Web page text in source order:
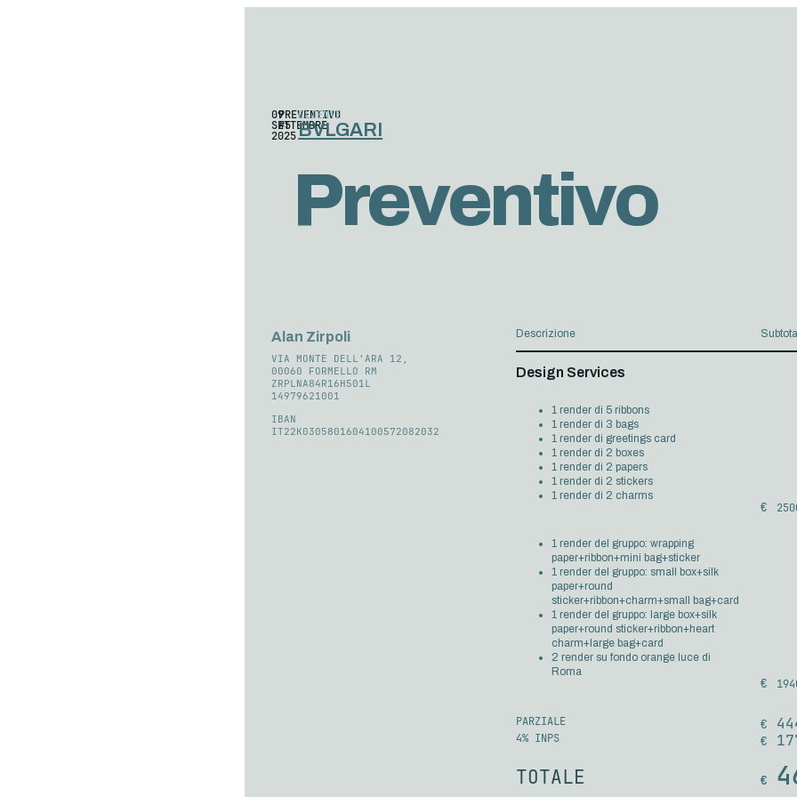
09
SETTEMBRE
2025
PREVENTIVO
#5
Preventivo
CLIENTE
BVLGARI
Alan Zirpoli
VIA MONTE DELL'ARA 12,
00060 FORMELLO RM
ZRPLNA84R16H501L
14979621001
Descrizione
Design Services
1 render di 5 ribbons
1 render di 3 bags
1 render di greetings card
1 render di 2 boxes
1 render di 2 papers
1 render di 2 stickers
1 render di 2 charms
1 render del gruppo: wrapping
paper+ribbon+mini bag+sticker
1 render del gruppo: small box+silk
paper+round
sticker+ribbon+charm+small bag+card
1 render del gruppo: large box+silk
paper+round sticker+ribbon+heart
charm+large bag+card
2 render su fondo orange luce di
Roma
PARZIALE
4% INPS
TOTALE
IBAN
IT22K0305801604100572082032